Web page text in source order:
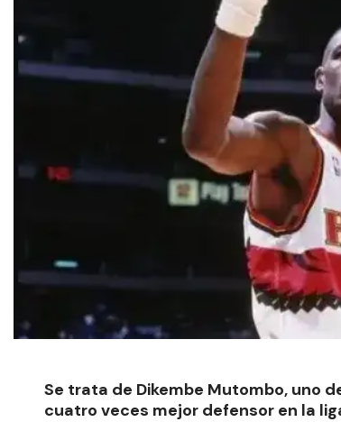
Se trata de Dikembe Mutombo, uno
cuatro veces mejor defensor en la